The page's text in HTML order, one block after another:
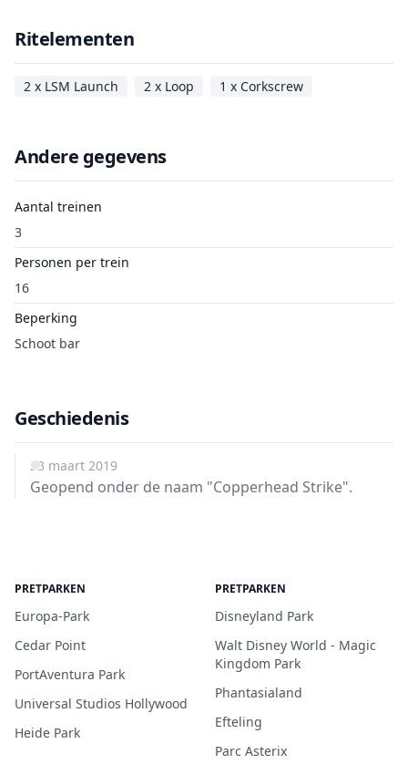
Ritelementen
2 x LSM Launch 2 x Loop 1 x Corkscrew
Andere gegevens
Aantal treinen
3
Personen per trein
16
Beperking
Schoot bar
Geschiedenis
23 maart 2019
Geopend onder de naam "Copperhead Strike".
PRETPARKEN
Europa-Park
Cedar Point
PortAventura Park
Universal Studios Hollywood
Heide Park
PRETPARKEN
Disneyland Park
Walt Disney World - Magic
Kingdom Park
Phantasialand
Efteling
Parc Asterix